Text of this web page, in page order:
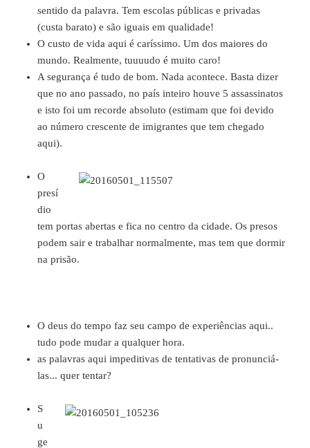
sentido da palavra. Tem escolas públicas e privadas
(custa barato) e são iguais em qualidade!
O custo de vida aqui é caríssimo. Um dos maiores do
mundo. Realmente, tuuuudo é muito caro!
A segurança é tudo de bom. Nada acontece. Basta dizer
que no ano passado, no país inteiro houve 5 assassinatos
e isto foi um recorde absoluto (estimam que foi devido
ao número crescente de imigrantes que tem chegado
aqui).
O
presí
dio
tem portas abertas e fica no centro da cidade. Os presos
podem sair e trabalhar normalmente, mas tem que dormir
na prisão.
O deus do tempo faz seu campo de experiências aqui..
tudo pode mudar a qualquer hora.
as palavras aqui impeditivas de tentativas de pronunciá-
las... quer tentar?
S
u
ge